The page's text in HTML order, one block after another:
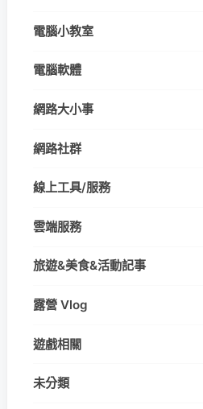
電腦小教室
電腦軟體
網路大小事
網路社群
線上工具/服務
雲端服務
旅遊&美食&活動記事
露營 Vlog
遊戲相關
未分類